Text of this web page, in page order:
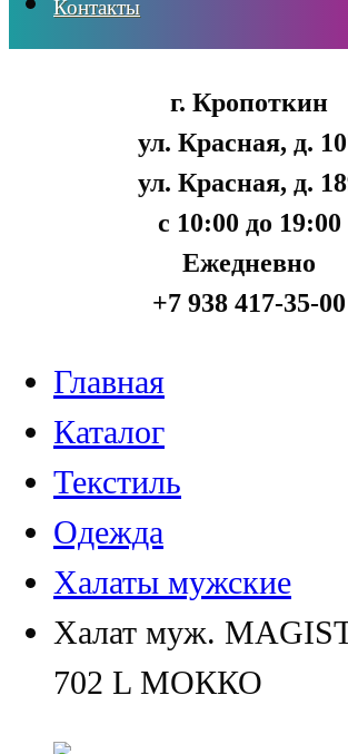
Контакты
г. Кропоткин
ул. Красная, д.
ул. Красная, д.
с 10:00 до 19:00
Ежедневно
+7 938 417-35-00
Главная
Каталог
Текстиль
Одежда
Халаты мужские
Халат муж.
702 L МОККО